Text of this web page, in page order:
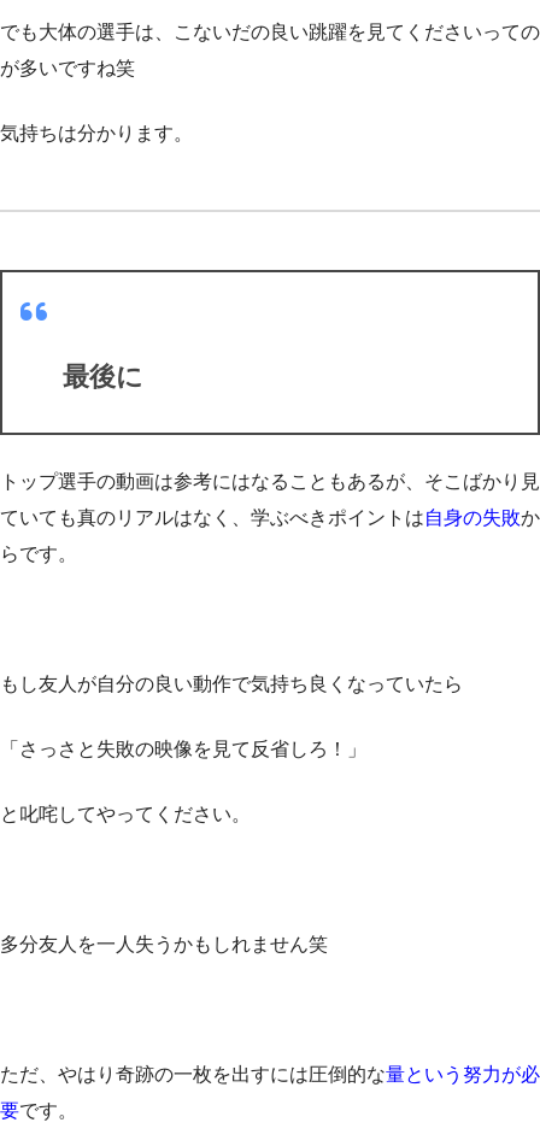
でも大体の選手は、こないだの良い跳躍を見てくださいっての
が多いですね笑
気持ちは分かります。
最後に
トップ選手の動画は参考にはなることもあるが、そこばかり見
ていても真のリアルはなく、学ぶべきポイントは自身の失敗か
らです。
もし友人が自分の良い動作で気持ち良くなっていたら
「さっさと失敗の映像を見て反省しろ！」
と叱咤してやってください。
多分友人を一人失うかもしれません笑
ただ、やはり奇跡の一枚を出すには圧倒的な量という努力が必
要です。